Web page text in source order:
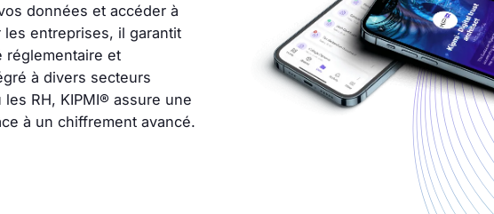
données et accéder à
entreprises, il garantit
réglementaire et
à divers secteurs
RH, KIPMI® assure une
à un chiffrement avancé.